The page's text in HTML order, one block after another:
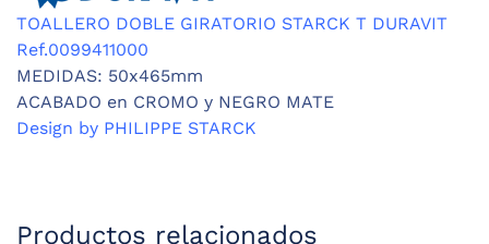
TOALLERO DOBLE GIRATORIO STARCK T DURAVIT
Ref.0099411000
MEDIDAS: 50x465mm
ACABADO en CROMO y NEGRO MATE
Design by PHILIPPE STARCK
Productos relacionados